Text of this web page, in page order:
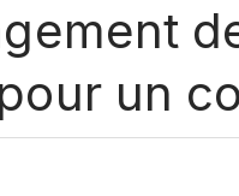
un